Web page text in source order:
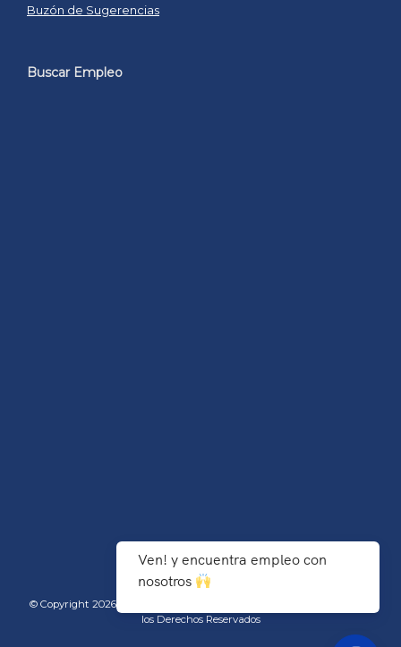
Buzón de Sugerencias
Buscar Empleo
Ven! y encuentra empleo con
nosotros
© Copyright 2026 TecNM/Instituto Tecnológico de Agua Prieta - Todos
los Derechos Reservados